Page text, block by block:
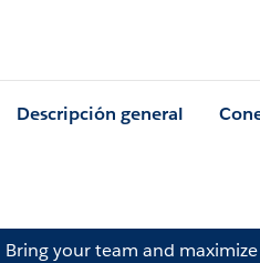
Descripción general
Bring your team and